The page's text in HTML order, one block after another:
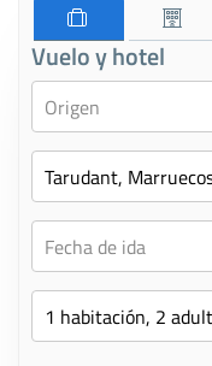
Vuelo y hotel